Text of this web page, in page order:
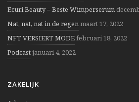
Ecuri Beauty – Beste Wimperserum
Nat, nat, nat in de regen maart 17, 2022
NFT VERSIERT MODEfebruari 18, 2022
Podcastjanuari 4, 2022
ZAKELIJK